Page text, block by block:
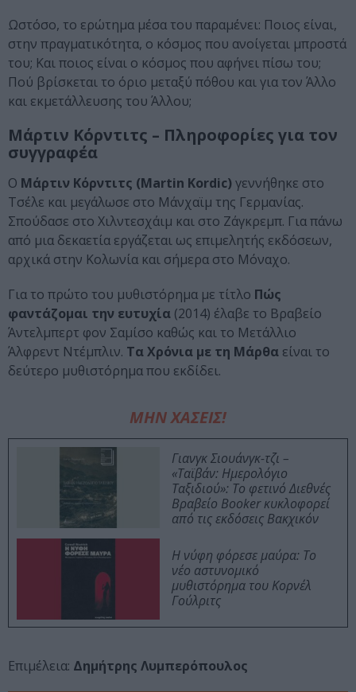
Ωστόσο, το ερώτημα μέσα του παραμένει: Ποιος είναι,
στην πραγματικότητα, ο κόσμος που ανοίγεται μπροστά
του; Και ποιος είναι ο κόσμος που αφήνει πίσω του;
Πού βρίσκεται το όριο μεταξύ πόθου και για τον Άλλο
και εκμετάλλευσης του Άλλου;
Μάρτιν Κόρντιτς – Πληροφορίες για τον
συγγραφέα
Ο Μάρτιν Κόρντιτς (Martin Kordic) γεννήθηκε στο
Τσέλε και μεγάλωσε στο Μάνχαϊμ της Γερμανίας.
Σπούδασε στο Χιλντε­σχάιμ και στο Ζάγκρεμπ. Για πάνω
από μια δεκαετία εργάζεται ως επιμελητής εκδόσεων,
αρχικά στην Κολωνία και σήμερα στο Μόναχο.
Για το πρώτο του μυθιστόρημα με τίτλο Πώς
φαντάζομαι την ευτυχία (2014) έλαβε το Βραβείο
Άντελμπερτ φον Σαμίσο καθώς και το Μετάλλιο
Άλφρεντ Ντέμπλιν. Τα Χρόνια με τη Μάρθα είναι το
δεύτερο μυθιστόρημα που εκδίδει.
ΜΗΝ ΧΑΣΕΙΣ!
Γιανγκ Σιουάνγκ-τζι –
«Ταϊβάν: Ημερολόγιο
Ταξιδιού»: Το φετινό Διεθνές
Βραβείο Booker κυκλοφορεί
από τις εκδόσεις Βακχικόν
Η νύφη φόρεσε μαύρα: Το
νέο αστυνομικό
μυθιστόρημα του Κορνέλ
Γούλριτς
Επιμέλεια: Δημήτρης Λυμπερόπουλος